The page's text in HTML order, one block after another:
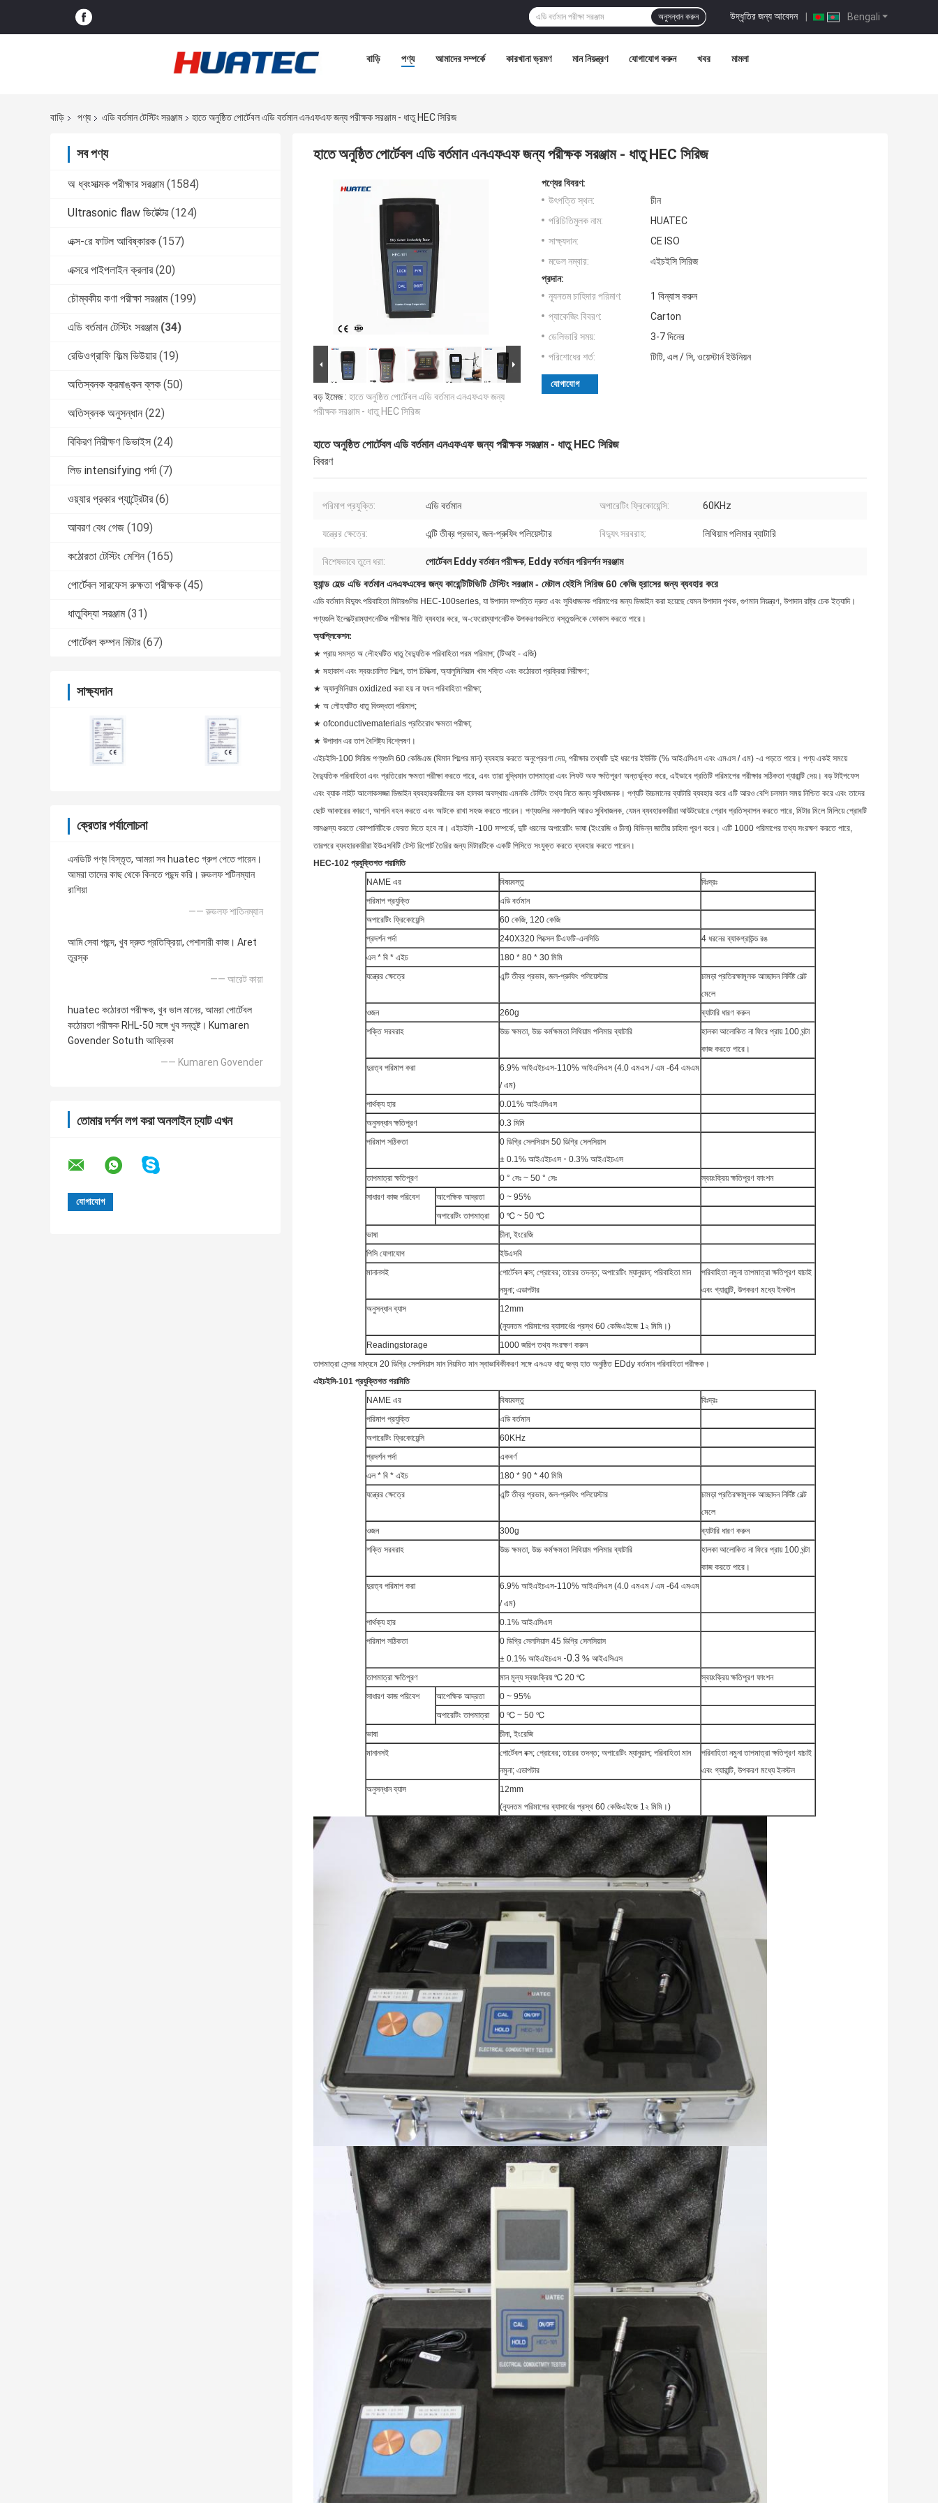
Bengali
উদ্ধৃতির জন্য আবেদন |
অনুসন্ধান করুন
বাড়ি পণ্য আমাদের সম্পর্কে কারখানা ভ্রমণ মান নিয়ন্ত্রণ যোগাযোগ করুন খবর মামলা
বাড়ি পণ্য এডি বর্তমান টেস্টিং সরঞ্জাম হাতে অনুষ্ঠিত পোর্টেবল এডি বর্তমান এনএফএফ জন্য পরীক্ষক সরঞ্জাম - ধাতু HEC সিরিজ
সব পণ্য
অ ধ্বংসাত্মক পরীক্ষার সরঞ্জাম (1584)
Ultrasonic flaw ডিটেক্টর (124)
এক্স-রে ফাটল আবিষ্কারক (157)
এক্সরে পাইপলাইন ক্রলার (20)
চৌম্বকীয় কণা পরীক্ষা সরঞ্জাম (199)
এডি বর্তমান টেস্টিং সরঞ্জাম (34)
রেডিওগ্রাফি ফিল্ম ভিউয়ার (19)
অতিস্বনক ক্রমাঙ্কন ব্লক (50)
অতিস্বনক অনুসন্ধান (22)
বিকিরণ নিরীক্ষণ ডিভাইস (24)
লিড intensifying পর্দা (7)
ওয়্যার প্রকার প্যান্ট্রেটার (6)
আবরণ বেধ গেজ (109)
কঠোরতা টেস্টিং মেশিন (165)
পোর্টেবল সারফেস রুক্ষতা পরীক্ষক (45)
ধাতুবিদ্যা সরঞ্জাম (31)
পোর্টেবল কম্পন মিটার (67)
সাক্ষ্যদান
ক্রেতার পর্যালোচনা
এনডিটি পণ্য বিস্তৃত, আমরা সব huatec গ্রুপ পেতে পারেন।
আমরা তাদের কাছ থেকে কিনতে পছন্দ করি। রুডলফ শটিনম্যান
রাশিয়া
—— রুডলফ শাতিনম্যান
আমি সেবা পছন্দ, খুব দ্রুত প্রতিক্রিয়া, পেশাদারী কাজ। Aret
তুরস্ক
—— আরেট কায়া
huatec কঠোরতা পরীক্ষক, খুব ভাল মানের, আমরা পোর্টেবল
কঠোরতা পরীক্ষক RHL-50 সঙ্গে খুব সন্তুষ্ট। Kumaren
Govender Sotuth আফ্রিকা
—— Kumaren Govender
তোমার দর্শন লগ করা অনলাইন চ্যাট এখন
হাতে অনুষ্ঠিত পোর্টেবল এডি বর্তমান এনএফএফ জন্য পরীক্ষক সরঞ্জাম - ধাতু HEC সিরিজ
বড় ইমেজ : হাতে অনুষ্ঠিত পোর্টেবল এডি বর্তমান এনএফএফ জন্য
পরীক্ষক সরঞ্জাম - ধাতু HEC সিরিজ
পণ্যের বিবরণ:
উৎপত্তি স্থল:
চীন
পরিচিতিমুলক নাম:
HUATEC
সাক্ষ্যদান:
CE ISO
মডেল নম্বার:
এইচইসি সিরিজ
প্রদান:
ন্যূনতম চাহিদার পরিমাণ:
1 বিন্যাস করুন
প্যাকেজিং বিবরণ:
Carton
ডেলিভারি সময়:
3-7 দিনের
পরিশোধের শর্ত:
টিটি, এল / সি, ওয়েস্টার্ন ইউনিয়ন
যোগাযোগ
হাতে অনুষ্ঠিত পোর্টেবল এডি বর্তমান এনএফএফ জন্য পরীক্ষক সরঞ্জাম - ধাতু HEC সিরিজ
বিবরণ
পরিমাপ প্রযুক্তি: এডি বর্তমান অপারেটিং ফ্রিকোয়েন্সি: 60KHz
যন্ত্রের ক্ষেত্রে: এন্টি তীব্র প্রভাব, জল-প্রুফিং পলিয়েস্টার বিদ্যুৎ সরবরাহ: লিথিয়াম পলিমার ব্যাটারি
বিশেষভাবে তুলে ধরা: পোর্টেবল Eddy বর্তমান পরীক্ষক, Eddy বর্তমান পরিদর্শন সরঞ্জাম
হ্যান্ড হেল্ড এডি বর্তমান এনএফএফের জন্য কারেন্টিটিভিটি টেস্টিং সরঞ্জাম - মেটাল হেইসি সিরিজ 60 কেজি হ্রাসের জন্য ব্যবহার করে
এডি বর্তমান বিদ্যুৎ পরিবাহিতা মিটারগুলির HEC-100series, যা উপাদান সম্পত্তি দ্রুত এবং সুবিধাজনক পরিমাপের জন্য ডিজাইন করা হয়েছে যেমন উপাদান পৃথক, গুণমান নিয়ন্ত্রণ, উপাদান রাষ্ট্র চেক ইত্যাদি।
পণ্যগুলি ইলেক্ট্রোম্যাগনেটিজ পরীক্ষার নীতি ব্যবহার করে, অ-ফেরোম্যাগনেটিক উপকরণগুলিতে বস্তুগুলিকে ফোকাস করতে পারে।
অ্যাপ্লিকেশন:
★ প্রায় সমস্ত অ লৌহঘটিত ধাতু বৈদ্যুতিক পরিবাহিতা পরম পরিমাপ; (টিআই - এজি)
★ মহাকাশ এবং স্বয়ংচালিত শিল্পে, তাপ চিকিত্সা, অ্যালুমিনিয়াম খাদ শক্তি এবং কঠোরতা প্রক্রিয়া নিরীক্ষণ;
★ অ্যালুমিনিয়াম oxidized করা হয় না যখন পরিবাহিতা পরীক্ষা;
★ অ লৌহঘটিত ধাতু বিশুদ্ধতা পরিমাপ;
★ ofconductivematerials প্রতিরোধ ক্ষমতা পরীক্ষা;
★ উপাদান এর তাপ বৈশিষ্ট্য বিশ্লেষণ।
এইচইসি-100 সিরিজ পণ্যগুলি 60 কেজিএজ (বিমান শিল্পের মান) ব্যবহার করতে অনুপ্রেরণা দেয়, পরীক্ষার তথ্যটি দুই ধরণের ইউনিট (% আইএসিএস এবং এমএস / এম) -এ পড়তে পারে। পণ্য একই সময়ে
বৈদ্যুতিক পরিবাহিতা এবং প্রতিরোধ ক্ষমতা পরীক্ষা করতে পারে, এবং তারা বুদ্ধিমান তাপমাত্রা এবং লিফট অফ ক্ষতিপূরণ অন্তর্ভুক্ত করে, এইভাবে প্রতিটি পরিমাপের পরীক্ষার সঠিকতা গ্যারান্টি দেয়। বড় টাইপফেস
এবং ব্যাক লাইট আলোকসজ্জা ডিজাইন ব্যবহারকারীদের কম হালকা অবস্থায় এমনকি টেস্টিং তথ্য নিতে জন্য সুবিধাজনক। পণ্যটি উচ্চমানের ব্যাটারি ব্যবহার করে এটি আরও বেশি চলমান সময় নিশ্চিত করে এবং তাদের
ছোট আকারের কারণে, আপনি বহন করতে এবং আটকে রাখা সহজ করতে পারেন। পণ্যগুলির নকশাগুলি আরও সুবিধাজনক, যেমন ব্যবহারকারীরা আউটডোরে প্রোব প্রতিস্থাপন করতে পারে, মিটার মিলে মিলিয়ে প্রোবটি
সামঞ্জস্য করতে কোম্পানিটিকে ফেরত দিতে হবে না। এইচইসি -100 সম্পর্কে, দুটি ধরনের অপারেটিং ভাষা (ইংরেজি ও চীনা) বিভিন্ন জাতীয় চাহিদা পূরণ করে। এটি 1000 পরিমাপের তথ্য সংরক্ষণ করতে পারে,
তারপরে ব্যবহারকারীরা ইউএসবিটি টেস্ট রিপোর্ট তৈরির জন্য মিটারটিকে একটি পিসিতে সংযুক্ত করতে ব্যবহার করতে পারেন।
HEC-102 প্রযুক্তিগত পরামিতি
NAME এর
বিষয়বস্তু
বিঃদ্রঃ
পরিমাপ প্রযুক্তি
এডি বর্তমান
অপারেটিং ফ্রিকোয়েন্সি
60 কেজি, 120 কেজি
প্রদর্শন পর্দা
240X320 পিক্সেল টিএফটি-এলসিডি
4 ধরনের ব্যাকগ্রাউন্ড রঙ
এল * বি * এইচ
180 * 80 * 30 মিমি
যন্ত্রের ক্ষেত্রে
এন্টি তীব্র প্রভাব, জল-প্রুফিং পলিয়েস্টার
চামড়া প্রতিরক্ষামূলক আচ্ছাদন নির্দিষ্ট বেল্ট
মেলে
ওজন
260g
ব্যাটারি ধারণ করুন
শক্তি সরবরাহ
উচ্চ ক্ষমতা, উচ্চ কর্মক্ষমতা লিথিয়াম পলিমার ব্যাটারি
হালকা আলোকিত না ফিরে প্রায় 100 ঘন্টা
কাজ করতে পারে।
দুরত্ব পরিমাপ করা
6.9% আইএইচএস-110% আইএসিএস (4.0 এমএস / এম -64 এমএম
/ এম)
পার্থক্য হার
0.01% আইএসিএস
অনুসন্ধান ক্ষতিপূরণ
0.3 মিমি
পরিমাপ সঠিকতা
0 ডিগ্রি সেলসিয়াস 50 ডিগ্রি সেলসিয়াস
± 0.1% আইএইচএস- 0.3% আইএইচএস
তাপমাত্রা ক্ষতিপূরণ
0 ° সেঃ ~ 50 ° সেঃ
স্বয়ংক্রিয় ক্ষতিপূরণ ফাংশন
সাধারণ কাজ পরিবেশ
আপেক্ষিক আদ্রতা
0 ~ 95%
অপারেটিং তাপমাত্রা
0 ℃ ~ 50 ℃
ভাষা
চীনা, ইংরেজি
পিসি যোগাযোগ
ইউএসবি
মানানসই
পোর্টেবল বক্স; প্রোবের; তারের তদন্ত; অপারেটিং ম্যানুয়াল; পরিবাহিতা মান
নমুনা; এডাপটার
পরিবাহিতা নমুনা তাপমাত্রা ক্ষতিপূরণ যাচাই
এবং গ্যারান্টি, উপকরণ মধ্যে ইনস্টল
অনুসন্ধান ব্যাস
12mm
(ন্যূনতম পরিমাপের ব্যাসার্ধের প্রস্থ 60 কেজিএইজে 1২ মিমি।)
Readingstorage
1000 জরিপ তথ্য সংরক্ষণ করুন
তাপমাত্রা সেন্সর মাধ্যমে 20 ডিগ্রি সেলসিয়াস মান নিয়মিত মান স্বাভাবিকীকরণ সঙ্গে এনএফ ধাতু জন্য হাত অনুষ্ঠিত EDdy বর্তমান পরিবাহিতা পরীক্ষক।
এইচইসি-101 প্রযুক্তিগত পরামিতি
NAME এর
বিষয়বস্তু
বিঃদ্রঃ
পরিমাপ প্রযুক্তি
এডি বর্তমান
অপারেটিং ফ্রিকোয়েন্সি
60KHz
প্রদর্শন পর্দা
একবর্ণ
এল * বি * এইচ
180 * 90 * 40 মিমি
যন্ত্রের ক্ষেত্রে
এন্টি তীব্র প্রভাব, জল-প্রুফিং পলিয়েস্টার
চামড়া প্রতিরক্ষামূলক আচ্ছাদন নির্দিষ্ট বেল্ট
মেলে
ওজন
300g
ব্যাটারি ধারণ করুন
শক্তি সরবরাহ
উচ্চ ক্ষমতা, উচ্চ কর্মক্ষমতা লিথিয়াম পলিমার ব্যাটারি
হালকা আলোকিত না ফিরে প্রায় 100 ঘন্টা
কাজ করতে পারে।
দুরত্ব পরিমাপ করা
6.9% আইএইচএস-110% আইএসিএস (4.0 এমএম / এম -64 এমএম
/ এম)
পার্থক্য হার
0.1% আইএসিএস
পরিমাপ সঠিকতা
0 ডিগ্রি সেলসিয়াস 45 ডিগ্রি সেলসিয়াস
± 0.1% আইএইচএস-0.3 % আইএসিএস
তাপমাত্রা ক্ষতিপূরণ
মান মূল্য স্বয়ংক্রিয় ℃ 20 ℃
স্বয়ংক্রিয় ক্ষতিপূরণ ফাংশন
সাধারণ কাজ পরিবেশ
আপেক্ষিক আদ্রতা
0 ~ 95%
অপারেটিং তাপমাত্রা
0 ℃ ~ 50 ℃
ভাষা
চীনা, ইংরেজি
মানানসই
পোর্টেবল বক্স; প্রোবের; তারের তদন্ত; অপারেটিং ম্যানুয়াল; পরিবাহিতা মান
নমুনা; এডাপটার
পরিবাহিতা নমুনা তাপমাত্রা ক্ষতিপূরণ যাচাই
এবং গ্যারান্টি, উপকরণ মধ্যে ইনস্টল
অনুসন্ধান ব্যাস
12mm
(ন্যূনতম পরিমাপের ব্যাসার্ধের প্রস্থ 60 কেজিএইজে 1২ মিমি।)